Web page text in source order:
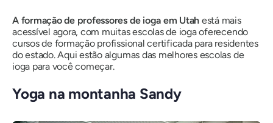
A formação de professores de ioga em Utah está mais
acessível agora, com muitas escolas de ioga oferecendo
cursos de formação profissional certificada para residentes
do estado. Aqui estão algumas das melhores escolas de
ioga para você começar.
Yoga na montanha Sandy